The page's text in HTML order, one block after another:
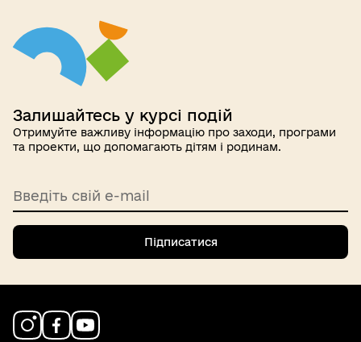
Залишайтесь у курсі подій
Отримуйте важливу інформацію про заходи, програми
та проекти, що допомагають дітям і родинам.
Введіть свій e-mail
Підписатися